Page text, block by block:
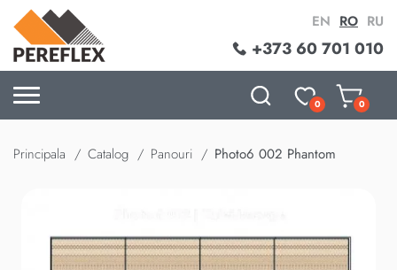
+373 60 701 010
EN RO RU
0 0
Principala Catalog Panouri Photo6 002 Phantom